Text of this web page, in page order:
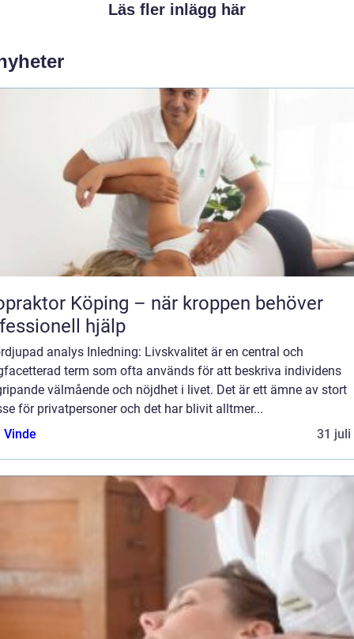
Läs fler inlägg här
Köping – när kroppen behöver
hjälp
analys Inledning: Livskvalitet är en central och
term som ofta används för att beskriva individens
välmående och nöjdhet i livet. Det är ett ämne av stort
för privatpersoner och det har blivit alltmer...
Vinde
31 juli